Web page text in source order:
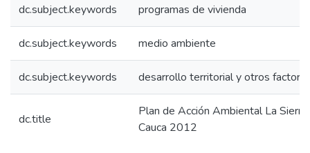
dc.subject.keywords programas de vivienda
dc.subject.keywords medio ambiente
dc.subject.keywords desarrollo territorial y otros
dc.title
Plan de Acción Ambiental La
Cauca 2012